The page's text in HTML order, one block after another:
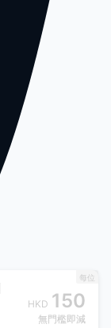
HKD 150
無門檻即減
每位